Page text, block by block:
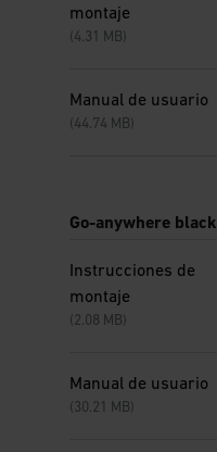
montaje
(4.31 MB)
Manual de usuario
(44.74 MB)
Go-anywhere black
Instrucciones de
montaje
(2.08 MB)
Manual de usuario
(30.21 MB)